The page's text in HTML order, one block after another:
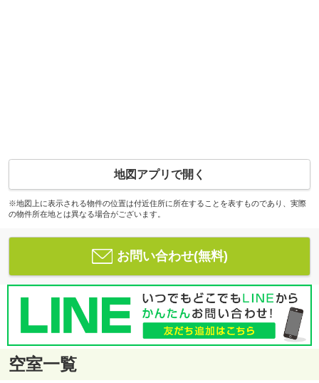
地図アプリで開く
※地図上に表示される物件の位置は付近住所に所在することを表すものであり、実際
の物件所在地とは異なる場合がございます。
お問い合わせ(無料)
空室一覧